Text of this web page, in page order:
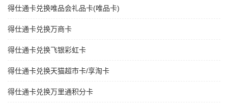
得仕通卡兑换唯品会礼品卡(唯品卡)
得仕通卡兑换万商卡
得仕通卡兑换飞银彩虹卡
得仕通卡兑换天猫超市卡/享淘卡
得仕通卡兑换万里通积分卡